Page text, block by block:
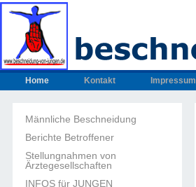
Home Kontakt Impressum
Männliche Beschneidung
Berichte Betroffener
Stellungnahmen von
Ärztegesellschaften
INFOS für JUNGEN